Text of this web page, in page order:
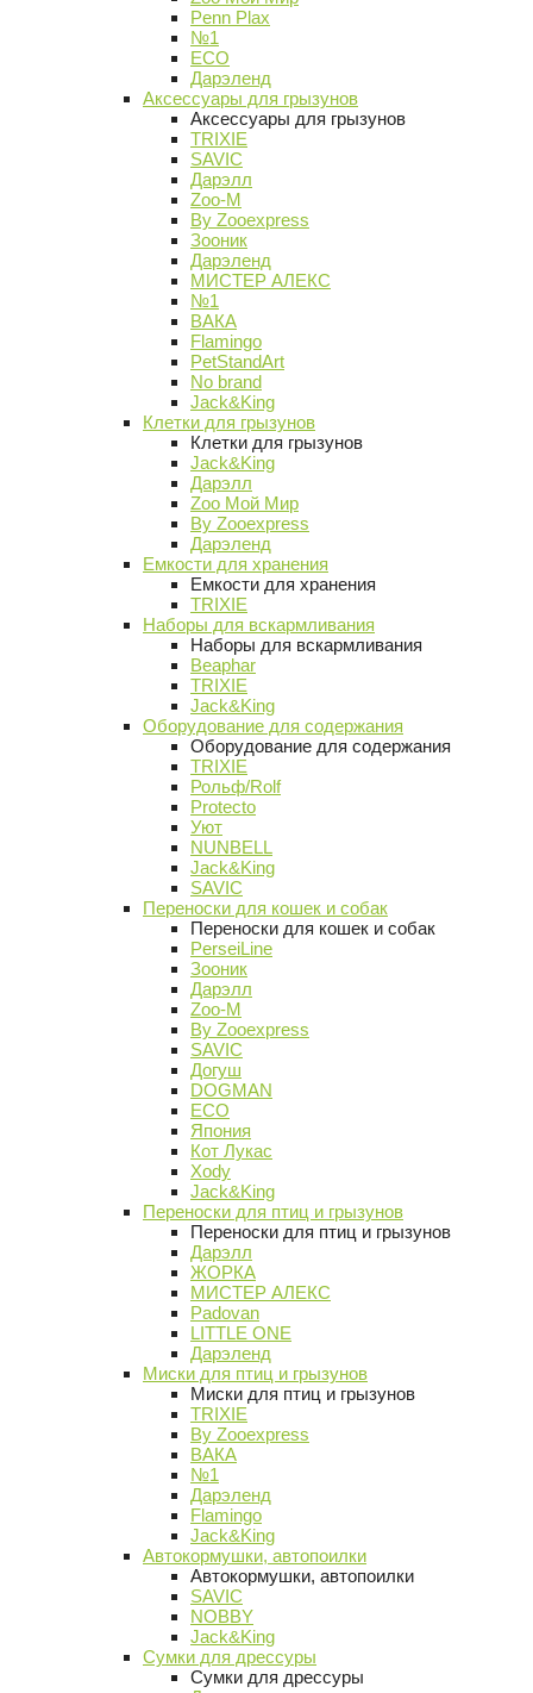
Penn Plax
№1
ECO
Дарэленд
Аксессуары для грызунов
Аксессуары для грызунов
TRIXIE
SAVIC
Дарэлл
Zoo-M
By Zooexpress
Зооник
Дарэленд
МИСТЕР АЛЕКС
№1
ВАКА
Flamingo
PetStandArt
No brand
Jack&King
Клетки для грызунов
Клетки для грызунов
Jack&King
Дарэлл
Zoo Мой Мир
By Zooexpress
Дарэленд
Емкости для хранения
Емкости для хранения
TRIXIE
Наборы для вскармливания
Наборы для вскармливания
Beaphar
TRIXIE
Jack&King
Оборудование для содержания
Оборудование для содержания
TRIXIE
Рольф/Rolf
Protecto
Уют
NUNBELL
Jack&King
SAVIC
Переноски для кошек и собак
Переноски для кошек и собак
PerseiLine
Зооник
Дарэлл
Zoo-M
By Zooexpress
SAVIC
Догуш
DOGMAN
ECO
Япония
Кот Лукас
Xody
Jack&King
Переноски для птиц и грызунов
Переноски для птиц и грызунов
Дарэлл
ЖОРКА
МИСТЕР АЛЕКС
Padovan
LITTLE ONE
Дарэленд
Миски для птиц и грызунов
Миски для птиц и грызунов
TRIXIE
By Zooexpress
ВАКА
№1
Дарэленд
Flamingo
Jack&King
Автокормушки, автопоилки
Автокормушки, автопоилки
SAVIC
NOBBY
Jack&King
Сумки для дрессуры
Сумки для дрессуры